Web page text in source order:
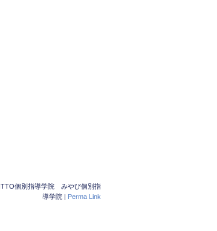
ITTO個別指導学院 みやび個別指
導学院
Perma Link